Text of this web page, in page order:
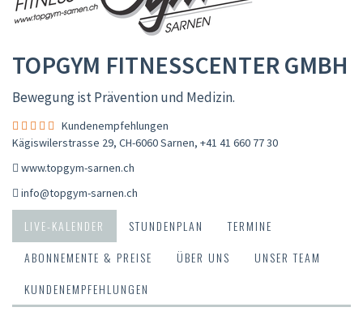
TOPGYM FITNESSCENTER GMBH
Bewegung ist Prävention und Medizin.
Kundenempfehlungen
Kägiswilerstrasse 29, CH-6060 Sarnen, +41 41 660 77 30
www.topgym-sarnen.ch
info@topgym-sarnen.ch
LIVE-KALENDER STUNDENPLAN
TERMINE
ABONNEMENTE & PREISE
ÜBER UNS
UNSER TEAM
KUNDENEMPFEHLUNGEN